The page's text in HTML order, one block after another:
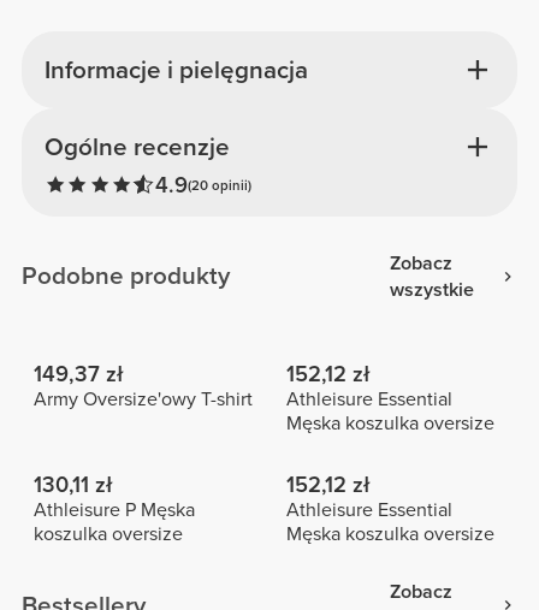
Informacje i pielęgnacja
Ogólne recenzje
4.9(20 opinii)
Podobne produkty
Zobacz
wszystkie
149,37 zł
Army Oversize'owy T-shirt
152,12 zł
Athleisure Essential
Męska koszulka oversize
130,11 zł
Athleisure P Męska
koszulka oversize
152,12 zł
Athleisure Essential
Męska koszulka oversize
Zobacz